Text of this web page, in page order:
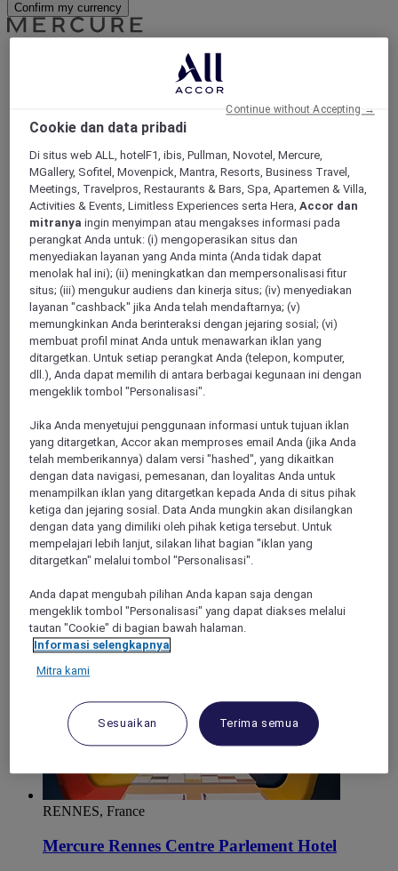
Confirm my currency
Brittany
Rennes
RENNES, France
Mercure Rennes Place Bretagne Hotel
In the heart of old Rennes, the charm of yesterday meets the
comfort of today. Behind a listed façade is our bright, calm
and enchanting hotel. In the morning, enjoy Breton flavors:
crêpes, salted butter caramel and local products. Discover the
Rennes way of life with authenticity and elegance. "Every
moment is an invitation to savor Rennes, its gentle spirit and
way of life that reflects who we are."
4,5/5Rated 4,5 of 5
RENNES, France
Mercure Rennes Centre Parlement Hotel
Cookie dan data pribadi
Di situs web ALL, hotelF1, ibis, Pullman, Novotel, Mercure,
MGallery, Sofitel, Movenpick, Mantra, Resorts, Business Travel,
Meetings, Travelpros, Restaurants & Bars, Spa, Apartemen & Villa,
Activities & Events, Limitless Experiences serta Hera,Accor dan
mitranya ingin menyimpan atau mengakses informasi pada
perangkat Anda untuk: (i) mengoperasikan situs dan
menyediakan layanan yang Anda minta (Anda tidak dapat
menolak hal ini); (ii) meningkatkan dan mempersonalisasi fitur
situs; (iii) mengukur audiens dan kinerja situs; (iv) menyediakan
layanan "cashback" jika Anda telah mendaftarnya; (v)
memungkinkan Anda berinteraksi dengan jejaring sosial; (vi)
membuat profil minat Anda untuk menawarkan iklan yang
ditargetkan. Untuk setiap perangkat Anda (telepon, komputer,
dll.), Anda dapat memilih di antara berbagai kegunaan ini dengan
mengeklik tombol "Personalisasi".
Jika Anda menyetujui penggunaan informasi untuk tujuan iklan
yang ditargetkan, Accor akan memproses email Anda (jika Anda
telah memberikannya) dalam versi "hashed", yang dikaitkan
dengan data navigasi, pemesanan, dan loyalitas Anda untuk
menampilkan iklan yang ditargetkan kepada Anda di situs pihak
ketiga dan jejaring sosial. Data Anda mungkin akan disilangkan
dengan data yang dimiliki oleh pihak ketiga tersebut. Untuk
mempelajari lebih lanjut, silakan lihat bagian "iklan yang
ditargetkan" melalui tombol "Personalisasi".
Anda dapat mengubah pilihan Anda kapan saja dengan
mengeklik tombol "Personalisasi" yang dapat diakses melalui
tautan "Cookie" di bagian bawah halaman.
Informasi selengkapnya
Mitra kami
Sesuaikan Terima semua
Continue without Accepting →